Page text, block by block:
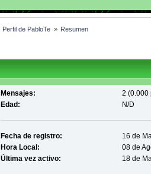
Perfil de PabloTe » Resumen
Mensajes:
2 (0.000
Edad:
N/D
Fecha de registro:
16 de
Hora Local:
08 de
Última vez activo:
18 de